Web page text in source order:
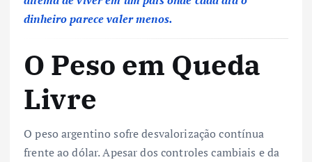
dinheiro parece valer menos.
O Peso em Queda
Livre
O peso argentino sofre desvalorização contínua
frente ao dólar. Apesar dos controles cambiais e da